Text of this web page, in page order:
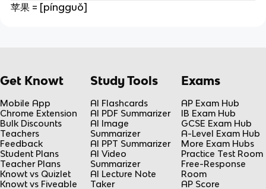
苹果 = [píngguǒ]
Get Knowt
Mobile App
Chrome Extension
Bulk Discounts
Teachers
Feedback
Student Plans
Teacher Plans
Knowt vs Quizlet
Knowt vs Fiveable
Study Tools
AI Flashcards
AI PDF Summarizer
AI Image
Summarizer
AI PPT Summarizer
AI Video
Summarizer
AI Lecture Note
Taker
Exams
AP Exam Hub
IB Exam Hub
GCSE Exam Hub
A-Level Exam Hub
More Exam Hubs
Practice Test Room
Free-Response
Room
AP Score